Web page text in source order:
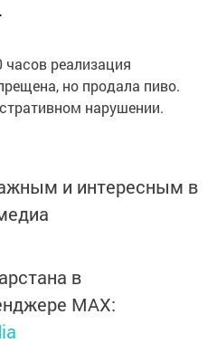
часов реализация
но продала пиво.
нарушении.
и интересным в
в
MАХ: